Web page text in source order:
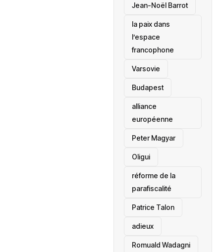
Jean-Noël Barrot
la paix dans
l’espace
francophone
‎Varsovie
Budapest
alliance
européenne
Peter Magyar
Oligui
réforme de la
parafiscalité
Patrice Talon
adieux
Romuald Wadagni